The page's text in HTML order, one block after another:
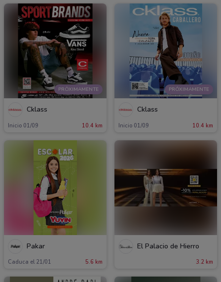
PRÓXIMAMENTE
Cklass
Inicio 01/09 10.4 km
PRÓXIMAMENTE
Cklass
Inicio 01/09 10.4 km
Pakar
Caduca el 21/01 5.6 km
El Palacio de Hierro
3.2 km